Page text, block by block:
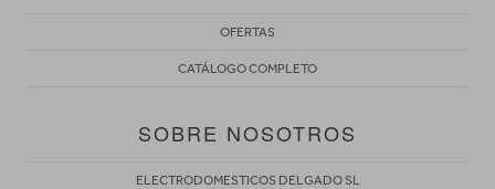
OFERTAS
CATÁLOGO COMPLETO
SOBRE NOSOTROS
ELECTRODOMESTICOS DELGADO SL